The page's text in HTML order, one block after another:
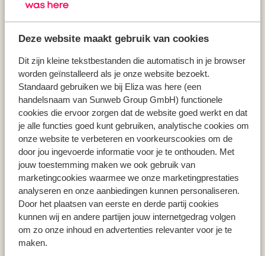
Deze website maakt gebruik van cookies
Dit zijn kleine tekstbestanden die automatisch in je browser
worden geïnstalleerd als je onze website bezoekt.
Standaard gebruiken we bij Eliza was here (een
handelsnaam van Sunweb Group GmbH) functionele
cookies die ervoor zorgen dat de website goed werkt en dat
je alle functies goed kunt gebruiken, analytische cookies om
onze website te verbeteren en voorkeurscookies om de
door jou ingevoerde informatie voor je te onthouden. Met
jouw toestemming maken we ook gebruik van
marketingcookies waarmee we onze marketingprestaties
analyseren en onze aanbiedingen kunnen personaliseren.
Door het plaatsen van eerste en derde partij cookies
kunnen wij en andere partijen jouw internetgedrag volgen
om zo onze inhoud en advertenties relevanter voor je te
maken.
Vakantie Griekenland
Vakantie Spanje
Vakantie Portugal
Populaire regio's
Vakantie Kreta
Vakantie Zakynthos
Vakantie Andalusië
Vakantie Algarve
Type vakantie
Last minute vakantie